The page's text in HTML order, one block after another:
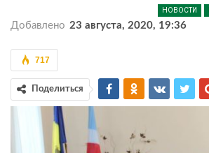
НОВОСТИ
Добавлено 23 августа, 2020, 19:36
717
Поделиться